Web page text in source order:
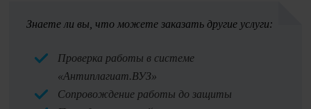
Знаете ли вы, что можете заказать другие услуги:
Проверка работы в системе
«Антиплагиат.ВУЗ»
Сопровождение работы до защиты